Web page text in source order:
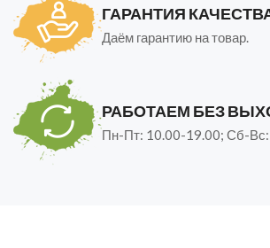
ГАРАНТИЯ
Даём гарантию на товар.
РАБОТАЕМ БЕЗ
Пн-Пт: 10.00-19.00; Сб-